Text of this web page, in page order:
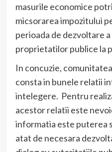
masurile economice
micsorarea impozitului
perioada de dezvoltare
proprietatilor publice la
In concuzie,
consta in bunele relatii
intelegere. Pentru
acestor relatii este
informatia este puterea
atat de necesara